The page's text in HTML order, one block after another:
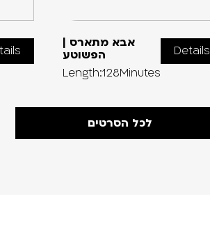
אבא מתארס |
הפשוטע
Length:128Minutes
Details
לכל הסרטים